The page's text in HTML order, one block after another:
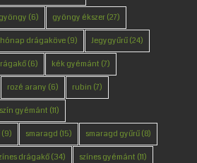
gyöngy (6) gyöngy ékszer(27)
hónap drágaköve(9) Jegygyűrű(24)
(6) kék gyémánt (7)
rozé arany (6) rubin (7)
gyémánt (11)
(9) smaragd (15) smaragd gyűrű(8)
drágakő(34) színes gyémánt (11)